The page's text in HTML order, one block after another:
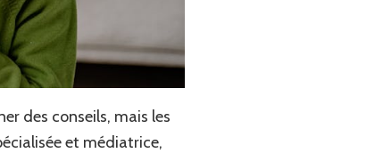
des conseils, mais les
et médiatrice,